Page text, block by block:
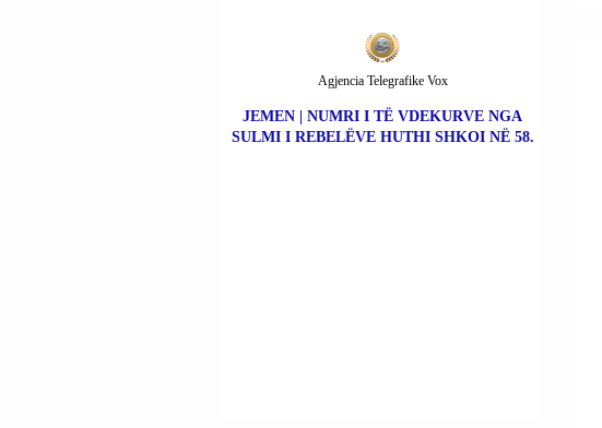
JEMEN | NUMRI I TË VDEKURVE NGA
SULMI I REBELËVE HUTHI SHKOI NË 58.
Agjencia Telegrafike Vox